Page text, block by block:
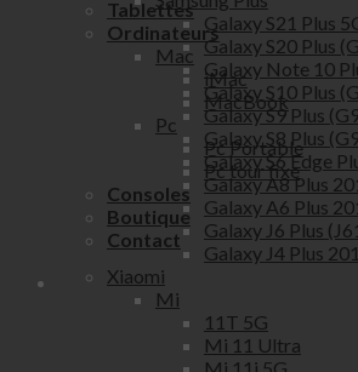
Tablettes
Ordinateurs
Mac
iMac
MacBook
Pc
Pc Portable
Pc tour fixe
Consoles
Boutique
Contact
Galaxy S21 Plus
Galaxy S20 Plus
Galaxy Note 10
Galaxy S10 Plus
Galaxy S9 Plus
Galaxy S8 Plus
Galaxy S6 Edge
Galaxy A8 Plus
Galaxy A6 Plus
Galaxy J6 Plus
Galaxy J4 Plus
Xiaomi
Mi
11T 5G
Mi 11 Ultra